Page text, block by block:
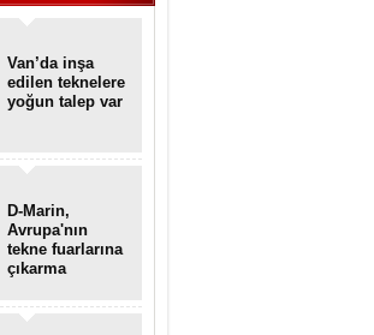
Van’da inşa
edilen teknelere
yoğun talep var
D-Marin,
Avrupa'nın
tekne fuarlarına
çıkarma